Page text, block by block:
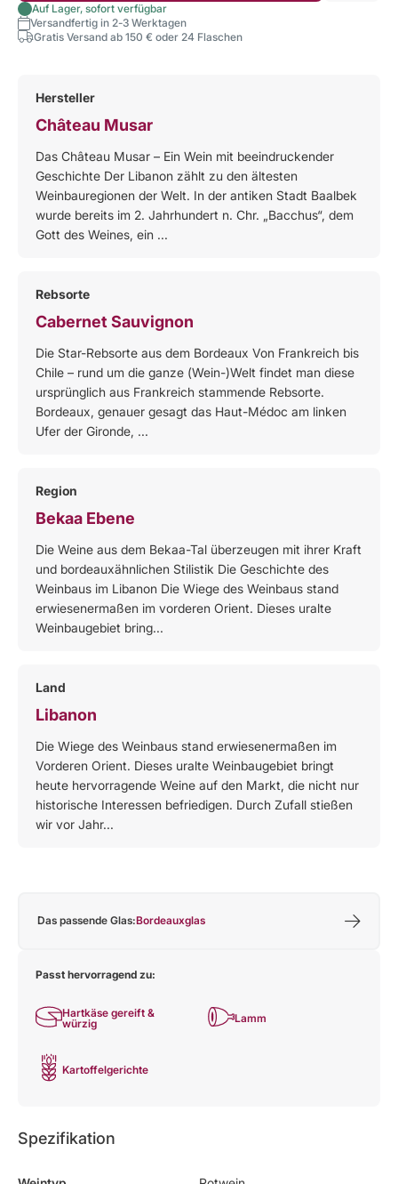
Auf Lager, sofort verfügbar
Versandfertig in 2-3 Werktagen
Gratis Versand ab 150 € oder 24 Flaschen
Hersteller
Château Musar
Das Château Musar – Ein Wein mit beeindruckender
Geschichte Der Libanon zählt zu den ältesten
Weinbauregionen der Welt. In der antiken Stadt Baalbek
wurde bereits im 2. Jahrhundert n. Chr. „Bacchus“, dem
Gott des Weines, ein ...
Rebsorte
Cabernet Sauvignon
Die Star-Rebsorte aus dem Bordeaux Von Frankreich bis
Chile – rund um die ganze (Wein-)Welt findet man diese
ursprünglich aus Frankreich stammende Rebsorte.
Bordeaux, genauer gesagt das Haut-Médoc am linken
Ufer der Gironde, ...
Region
Bekaa Ebene
Die Weine aus dem Bekaa-Tal überzeugen mit ihrer Kraft
und bordeauxähnlichen Stilistik Die Geschichte des
Weinbaus im Libanon Die Wiege des Weinbaus stand
erwiesenermaßen im vorderen Orient. Dieses uralte
Weinbaugebiet bring...
Land
Libanon
Die Wiege des Weinbaus stand erwiesenermaßen im
Vorderen Orient. Dieses uralte Weinbaugebiet bringt
heute hervorragende Weine auf den Markt, die nicht nur
historische Interessen befriedigen. Durch Zufall stießen
wir vor Jahr...
Das passende Glas:Bordeauxglas
Passt hervorragend zu:
Hartkäse gereift &
würzig
Lamm
Kartoffelgerichte
Spezifikation